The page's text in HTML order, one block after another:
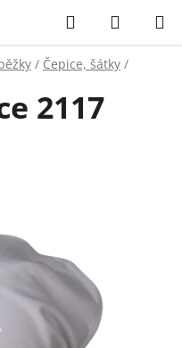
Hledat
KOŠÍK
/ Čepice, šátky /
2117